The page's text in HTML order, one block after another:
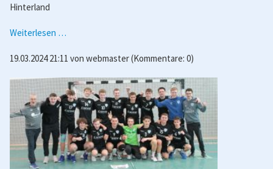
Hinterland
Weiterlesen …
2
HSG
Hinterland
19.03.2024 21:11 von webmaster(Kommentare: 0)